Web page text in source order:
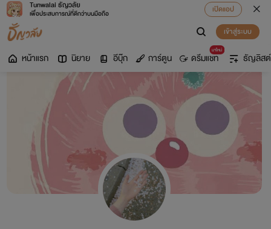
Tunwalai ธัญวลัย
เพื่อประสบการณ์ที่ดีกว่าบนมือถือ
เปิดแอป
เข้าสู่ระบบ
หน้าแรก นิยาย อีบุ๊ก การ์ตูน
มาใหม่
ดรีมแชท ธัญลิสต์